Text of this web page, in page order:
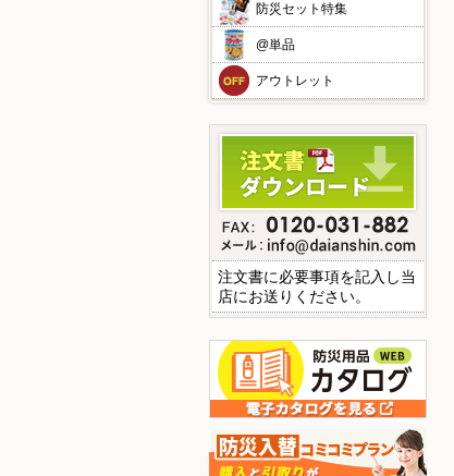
防災セット特集
@単品
アウトレット
注文書に必要事項を記入し当
店にお送りください。